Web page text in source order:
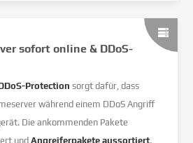
sofort online & DDoS-
Protection sorgt dafür, dass
während einem DDoS Angriff
Die ankommenden Pakete
undAngreiferpakete aussortiert.